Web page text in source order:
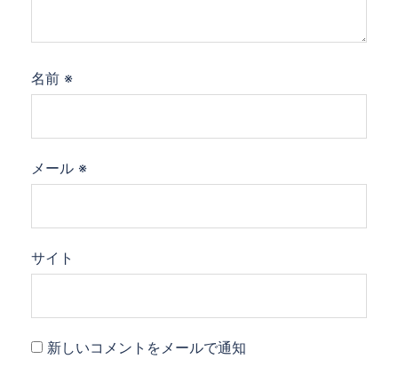
名前 ※
メール ※
サイト
新しいコメントをメールで通知